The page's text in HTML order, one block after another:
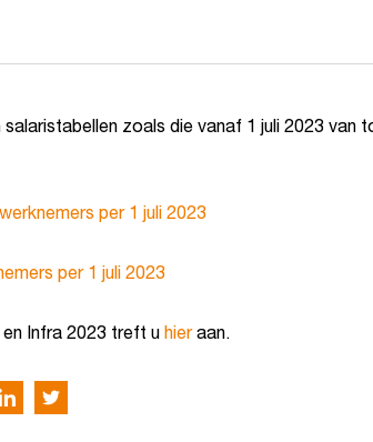
zoals die vanaf 1 juli 2023 van
per 1 juli 2023
per 1 juli 2023
Infra 2023 treft u hieraan.